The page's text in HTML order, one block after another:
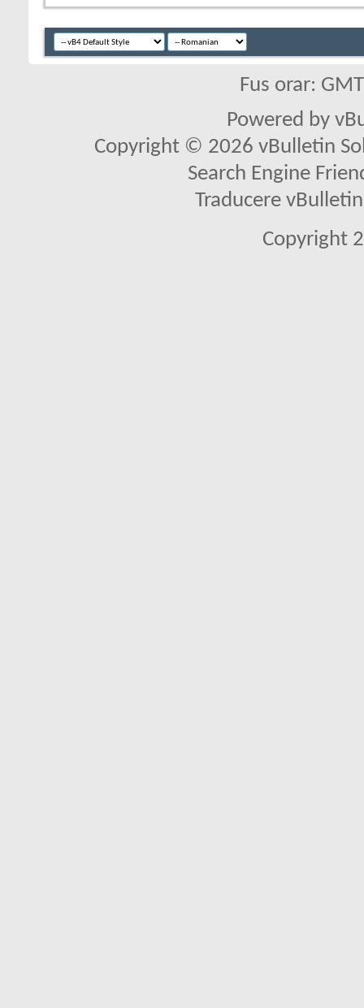
Fus orar:
Powered by
Copyright © 2026 vBulletin
Search Engine
Traducere
Copyright